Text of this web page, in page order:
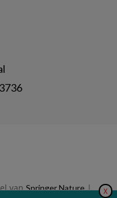
vanSpringer Nature| X